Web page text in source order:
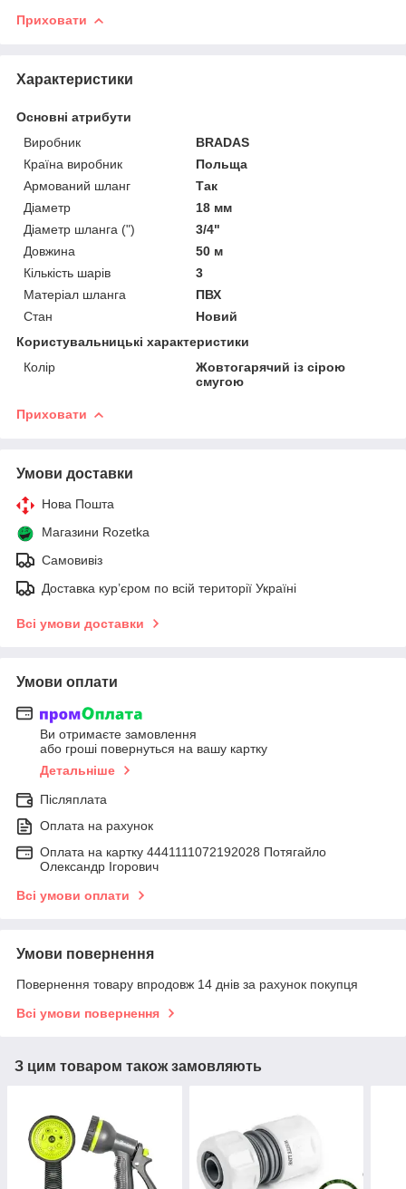
Приховати
Характеристики
Основні атрибути
Виробник
BRADAS
Країна виробник
Польща
Армований шланг
Так
Діаметр
18 мм
Діаметр шланга (")
3/4"
Довжина
50 м
Кількість шарів
3
Матеріал шланга
ПВХ
Стан
Новий
Користувальницькі характеристики
Колір
Жовтогарячий із сірою
смугою
Приховати
Умови доставки
Нова Пошта
Магазини Rozetka
Самовивіз
Доставка кур’єром по всій території Україні
Всі умови доставки
Умови оплати
Ви отримаєте замовлення
або гроші повернуться на вашу картку
Детальніше
Післяплата
Оплата на рахунок
Оплата на картку 4441111072192028 Потягайло
Олександр Ігорович
Всі умови оплати
Умови повернення
Повернення товару впродовж 14 днів за рахунок покупця
Всі умови повернення
З цим товаром також замовляють